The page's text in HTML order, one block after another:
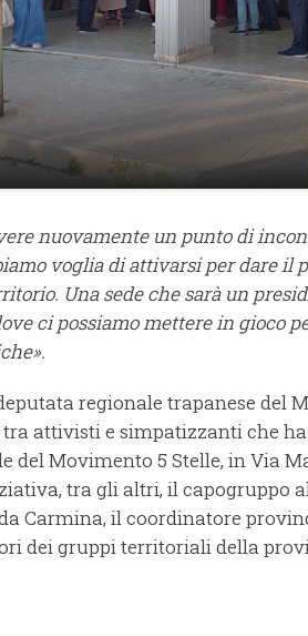
nuovamente un punto di
voglia di attivarsi per dare il
Una sede che sarà un
ci possiamo mettere in gioco
regionale trapanese del
attivisti e simpatizzanti che
del Movimento 5 Stelle, in Via
tra gli altri, il capogruppo
Carmina, il coordinatore
dei gruppi territoriali della